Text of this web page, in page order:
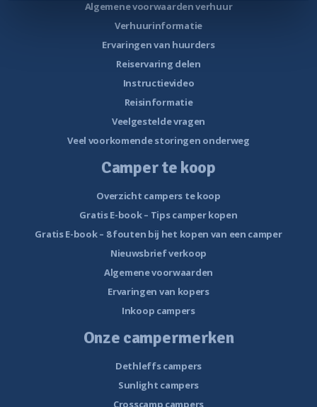
Algemene voorwaarden verhuur
Verhuurinformatie
Ervaringen van huurders
Reiservaring delen
Instructievideo
Reisinformatie
Veelgestelde vragen
Veel voorkomende storingen onderweg
Camper te koop
Overzicht campers te koop
Gratis E-book – Tips camper kopen
Gratis E-book – 8 fouten bij het kopen van een camper
Nieuwsbrief verkoop
Algemene voorwaarden
Ervaringen van kopers
Inkoop campers
Onze campermerken
Dethleffs campers
Sunlight campers
Crosscamp campers